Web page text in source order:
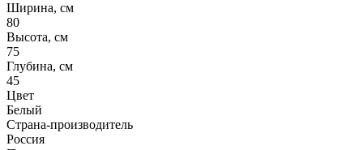
Ширина, см
80
Высота, см
75
Глубина, см
45
Цвет
Белый
Страна-производитель
Россия